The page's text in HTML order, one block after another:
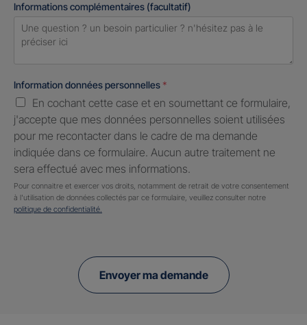
Informations complémentaires (facultatif)
Information données personnelles *
En cochant cette case et en soumettant ce formulaire,
j'accepte que mes données personnelles soient utilisées
pour me recontacter dans le cadre de ma demande
indiquée dans ce formulaire. Aucun autre traitement ne
sera effectué avec mes informations.
Pour connaitre et exercer vos droits, notamment de retrait de votre consentement
à l'utilisation de données collectés par ce formulaire, veuillez consulter notre
politique de confidentialité.
Envoyer ma demande